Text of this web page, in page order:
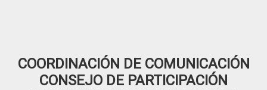
COORDINACIÓN DE COMUNICACIÓN
CONSEJO DE PARTICIPACIÓN